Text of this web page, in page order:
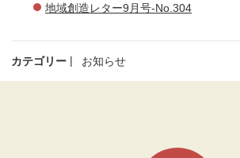
地域創造レター9月号-No.304
カテゴリー お知らせ